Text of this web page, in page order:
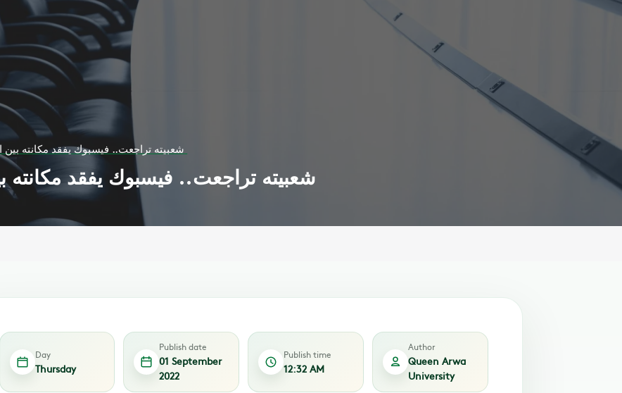
Day
Thursday
Publish date
01 September
2022
Publish time
12:32 AM
Author
Queen Arwa
University